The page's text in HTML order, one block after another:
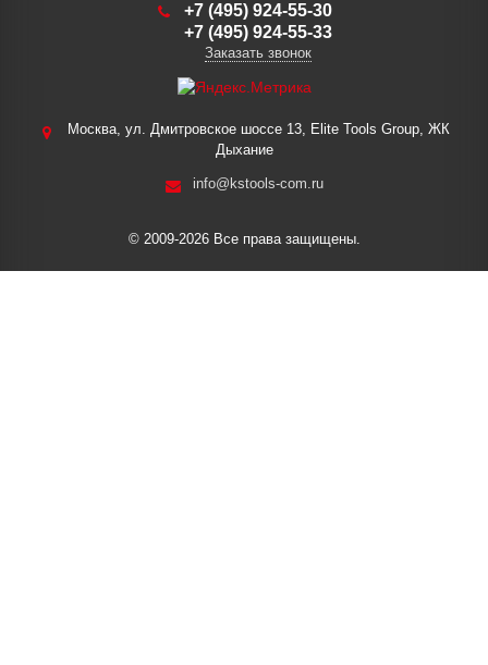
+7 (495) 924-55-30
+7 (495) 924-55-33
Заказать звонок
Москва, ул. Дмитровское шоссе 13, Elite Tools Group, ЖК
Дыхание
info@kstools-com.ru
© 2009-2026 Все права защищены.